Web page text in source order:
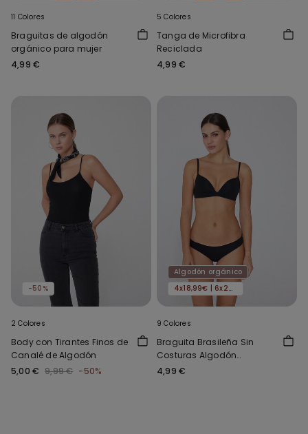
11 Colores
Braguitas de algodón
orgánico para mujer
4,99 €
5 Colores
Tanga de Microfibra
Reciclada
4,99 €
-50%
2 Colores
Body con Tirantes Finos de
Canalé de Algodón
5,00 € 9,99 € -50%
Algodón orgánico
4x18,99€ | 6x24,99€
9 Colores
Braguita Brasileña Sin
Costuras Algodón
Orgánico
4,99 €